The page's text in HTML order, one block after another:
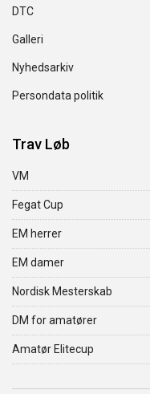
DTC
Galleri
Nyhedsarkiv
Persondata politik
Trav Løb
VM
Fegat Cup
EM herrer
EM damer
Nordisk Mesterskab
DM for amatører
Amatør Elitecup